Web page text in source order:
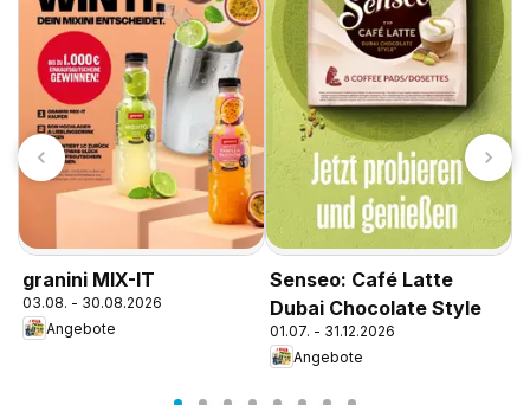
granini MIX-IT
03.08. - 30.08.2026
Angebote
Senseo: Café Latte
Dubai Chocolate Style
01.07. - 31.12.2026
Angebote